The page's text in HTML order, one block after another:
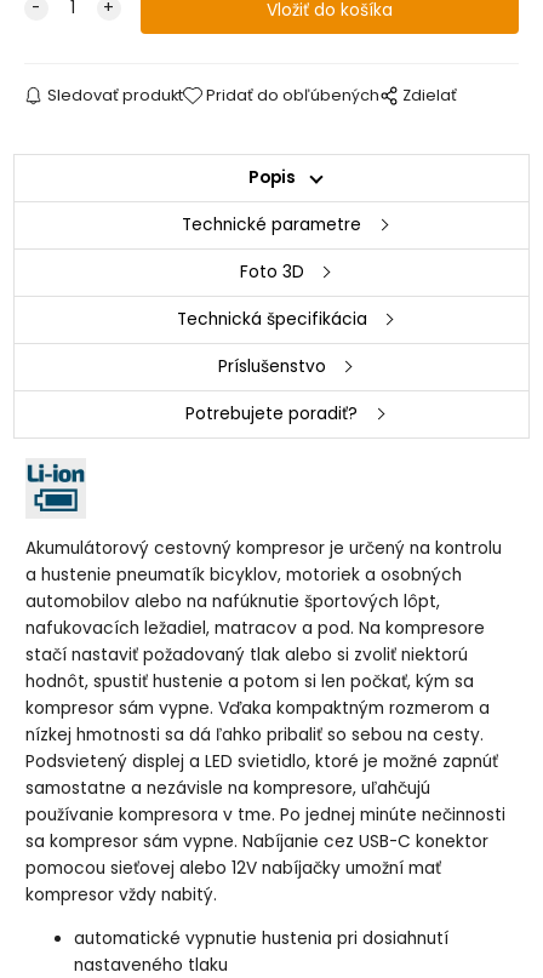
Sledovať produkt Pridať do obľúbených Zdielať
Popis
Technické parametre
Foto 3D
Technická špecifikácia
Príslušenstvo
Potrebujete poradiť?
Akumulátorový cestovný kompresor je určený na kontrolu
a hustenie pneumatík bicyklov, motoriek a osobných
automobilov alebo na nafúknutie športových lôpt,
nafukovacích ležadiel, matracov a pod. Na kompresore
stačí nastaviť požadovaný tlak alebo si zvoliť niektorú
hodnôt, spustiť hustenie a potom si len počkať, kým sa
kompresor sám vypne. Vďaka kompaktným rozmerom a
nízkej hmotnosti sa dá ľahko pribaliť so sebou na cesty.
Podsvietený displej a LED svietidlo, ktoré je možné zapnúť
samostatne a nezávisle na kompresore, uľahčujú
používanie kompresora v tme. Po jednej minúte nečinnosti
sa kompresor sám vypne. Nabíjanie cez USB-C konektor
pomocou sieťovej alebo 12V nabíjačky umožní mať
kompresor vždy nabitý.
automatické vypnutie hustenia pri dosiahnutí
nastaveného tlaku